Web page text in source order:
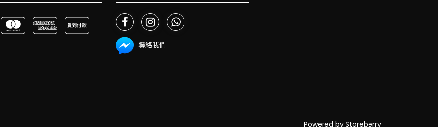
聯絡我們
Powered by Storeberry